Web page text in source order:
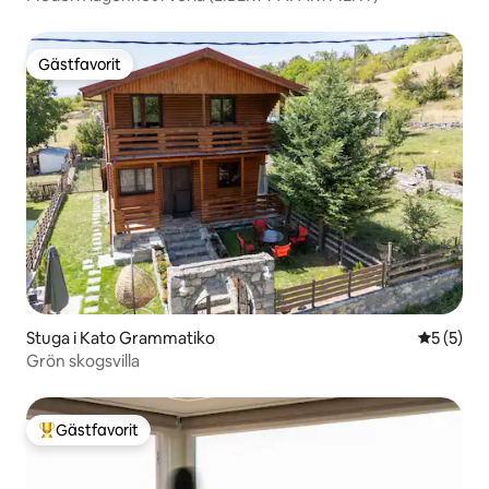
Gästfavorit
Gästfavorit
Stuga i Kato Grammatiko 5 av 5 i
5 (5)
Grön skogsvilla
Populär gästfavorit
Gästfavorit